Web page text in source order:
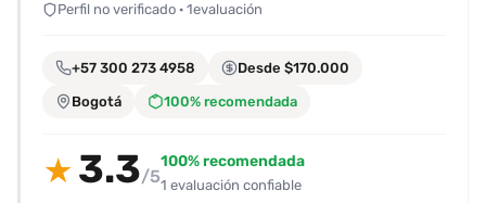
para
fácilmente.
Perfil no verificado · 1evaluación
+57 300 273 4958 Desde $170.000
Bogotá 100% recomendada
★ 3.3/5
100% recomendada
1 evaluación confiable